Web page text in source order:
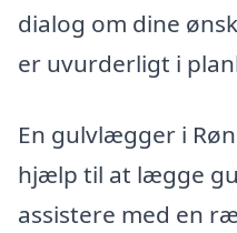
dialog om dine
er uvurderligt i
En gulvlægger i
hjælp til at lægge
assistere med en